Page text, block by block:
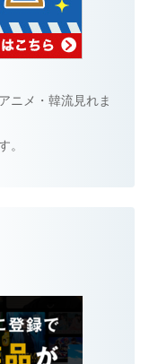
ニメ・韓流見れま
。